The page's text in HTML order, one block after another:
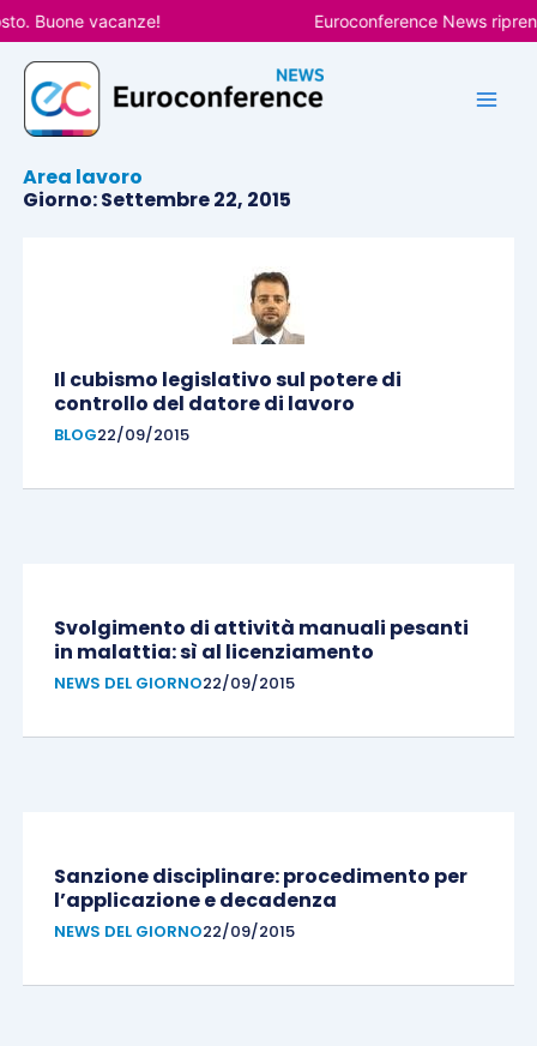
Vai
al
contenuto
Buone vacanze! Euroconference News
Area lavoro
Giorno: Settembre 22, 2015
Il cubismo legislativo sul potere di
controllo del datore di lavoro
BLOG22/09/2015
Svolgimento di attività manuali pesanti
in malattia: sì al licenziamento
NEWS DEL GIORNO22/09/2015
Sanzione disciplinare: procedimento per
l’applicazione e decadenza
NEWS DEL GIORNO22/09/2015